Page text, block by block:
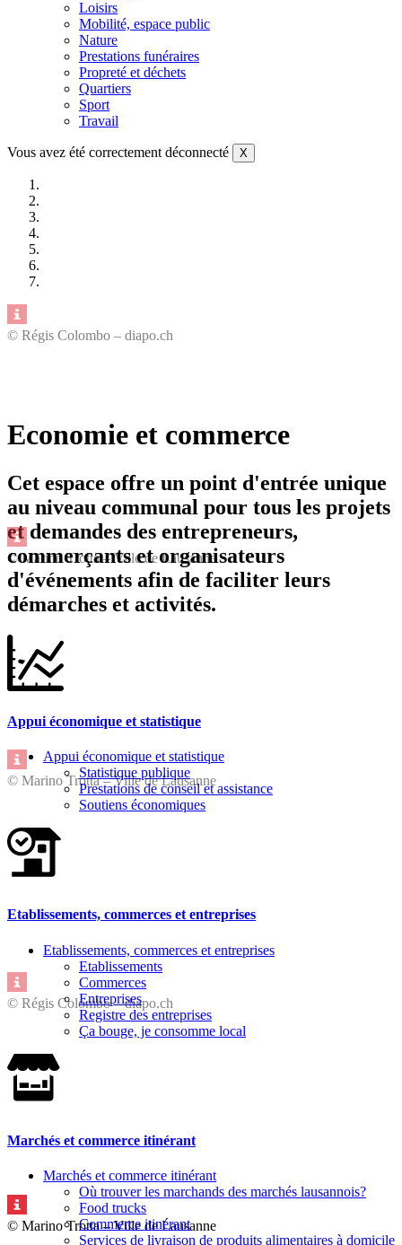
Loisirs
Mobilité, espace public
Nature
Prestations funéraires
Propreté et déchets
Quartiers
Sport
Travail
Vous avez été correctement déconnecté X
© Régis Colombo – diapo.ch
© Marino Trotta – Ville de Lausanne
© Marino Trotta – Ville de Lausanne
© Régis Colombo – diapo.ch
© Marino Trotta – Ville de Lausanne
Economie et commerce
Cet espace offre un point d'entrée unique
au niveau communal pour tous les projets
et demandes des entrepreneurs,
commerçants et organisateurs
d'événements afin de faciliter leurs
démarches et activités.
Appui économique et statistique
Appui économique et statistique
Statistique publique
Prestations de conseil et assistance
Soutiens économiques
Etablissements, commerces et entreprises
Etablissements, commerces et entreprises
Etablissements
Commerces
Entreprises
Registre des entreprises
Ça bouge, je consomme local
Marchés et commerce itinérant
Marchés et commerce itinérant
Où trouver les marchands des marchés lausannois?
Food trucks
Commerce itinérant
Services de livraison de produits alimentaires à domicile